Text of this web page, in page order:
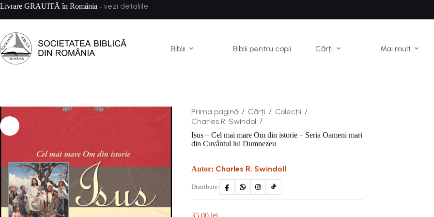
Sari
conținut
Livrare GRAUITĂ în România - vezi detaliile
Biblii Biblii pentru copii Cărți Mai mult
Prima pagină / Cărți / Colecții /
Charles R. Swindol /
Isus – Cel mai mare Om din istorie – Seria Oameni mari
din Cuvântul lui Dumnezeu
Autor: Charles R. Swindoll
Distribuie:
35,00 lei